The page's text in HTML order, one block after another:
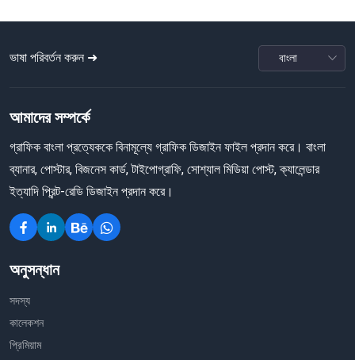
ভাষা পরিবর্তন করুন ➜
আমাদের সম্পর্কে
গ্রাফিক বাংলা প্রত্যেককে বিনামূল্যে গ্রাফিক ডিজাইন ফাইল প্রদান করে। বাংলা
ব্যানার, পোস্টার, বিজনেস কার্ড, টাইপোগ্রাফি, সোশ্যাল মিডিয়া পোস্ট, ক্যালেন্ডার
ইত্যাদি প্রিন্ট-রেডি ডিজাইন প্রদান করে।
অনুসন্ধান
সদস্য
কালেকশন
প্রিমিয়াম